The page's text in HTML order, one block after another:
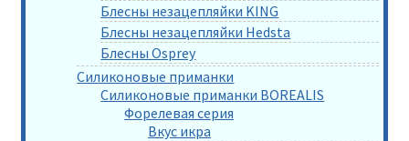
Блесны незацепляйки KING
Блесны незацепляйки Hedsta
Блесны Osprey
Силиконовые приманки
Силиконовые приманки BOREALIS
Форелевая серия
Вкус икра